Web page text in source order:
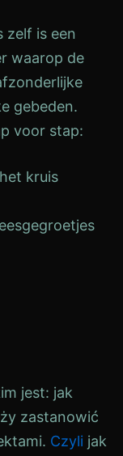
zelf is een
waarop de
gebeden.
voor stap:
kruis
jest: jak
zastanowić
Czyli jak